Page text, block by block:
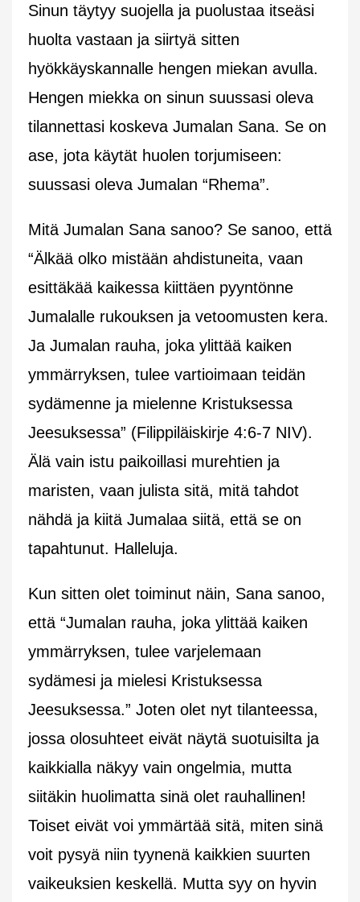
Sinun täytyy suojella ja puolustaa itseäsi
huolta vastaan ja siirtyä sitten
hyökkäyskannalle hengen miekan avulla.
Hengen miekka on sinun suussasi oleva
tilannettasi koskeva Jumalan Sana. Se on
ase, jota käytät huolen torjumiseen:
suussasi oleva Jumalan “Rhema”.
Mitä Jumalan Sana sanoo? Se sanoo, että
“Älkää olko mistään ahdistuneita, vaan
esittäkää kaikessa kiittäen pyyntönne
Jumalalle rukouksen ja vetoomusten kera.
Ja Jumalan rauha, joka ylittää kaiken
ymmärryksen, tulee vartioimaan teidän
sydämenne ja mielenne Kristuksessa
Jeesuksessa” (Filippiläiskirje 4:6-7 NIV).
Älä vain istu paikoillasi murehtien ja
maristen, vaan julista sitä, mitä tahdot
nähdä ja kiitä Jumalaa siitä, että se on
tapahtunut. Halleluja.
Kun sitten olet toiminut näin, Sana sanoo,
että “Jumalan rauha, joka ylittää kaiken
ymmärryksen, tulee varjelemaan
sydämesi ja mielesi Kristuksessa
Jeesuksessa.” Joten olet nyt tilanteessa,
jossa olosuhteet eivät näytä suotuisilta ja
kaikkialla näkyy vain ongelmia, mutta
siitäkin huolimatta sinä olet rauhallinen!
Toiset eivät voi ymmärtää sitä, miten sinä
voit pysyä niin tyynenä kaikkien suurten
vaikeuksien keskellä. Mutta syy on hyvin